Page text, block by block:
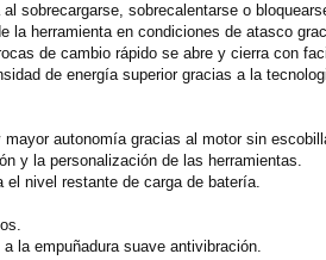
sobrecargarse, sobrecalentarse o
la herramienta en condiciones de atasco
de cambio rápido se abre y cierra con
de energía superior gracias a la
autonomía gracias al motor sin
y la personalización de las herramientas.
el nivel restante de carga de batería.
la empuñadura suave antivibración.